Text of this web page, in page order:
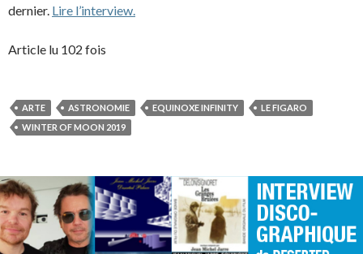
dernier. Lire l’interview.
Article lu 102 fois
ARTE ASTRONOMIE EQUINOXE INFINITY
LE FIGARO
WINTER OF MOON 2019